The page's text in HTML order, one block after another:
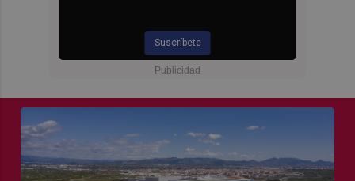
Suscríbete